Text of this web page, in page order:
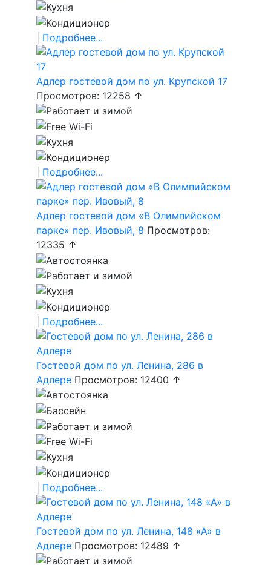
Подробнее...
Адлер гостевой дом по ул. Крупской 17
Просмотров: 12258 ↑
Подробнее...
Адлер гостевой дом «В Олимпийском
парке» пер. Ивовый, 8 Просмотров:
12335 ↑
Подробнее...
Гостевой дом по ул. Ленина, 286 в
Адлере Просмотров: 12400 ↑
Подробнее...
Гостевой дом по ул. Ленина, 148 «А» в
Адлере Просмотров: 12489 ↑